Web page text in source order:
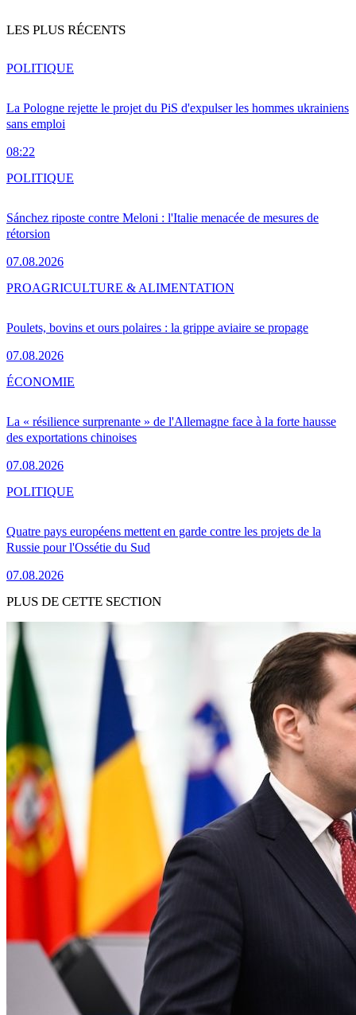
LES PLUS RÉCENTS
La Pologne rejette le projet du PiS d'expulser les hommes ukrainiens
sans emploi
08:22
POLITIQUE
Sánchez riposte contre Meloni : l'Italie menacée de mesures de
rétorsion
07.08.2026
POLITIQUE
Poulets, bovins et ours polaires : la grippe aviaire se propage
07.08.2026
PROAGRICULTURE & ALIMENTATION
La « résilience surprenante » de l'Allemagne face à la forte hausse
des exportations chinoises
07.08.2026
ÉCONOMIE
Quatre pays européens mettent en garde contre les projets de la
Russie pour l'Ossétie du Sud
07.08.2026
POLITIQUE
PLUS DE CETTE SECTION